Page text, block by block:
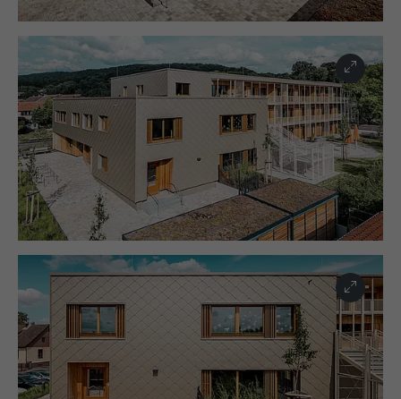
EXPIRATION 90 jours
UTILITÉ
Est placé afin de tester si le navigateur
autorise l'utilisation de cookies. Ne
contient aucun élément d'identification.
NOM lang
FOURNISSEUR
EXPIRATION Session
UTILITÉ
Utilisé par LinkedIn lorsqu'un site
Internet contient une fenêtre « Suivez-
nous » intégrée.
NOM bcookie
FOURNISSEUR LinkedIn
EXPIRATION 2 ans
UTILITÉ
Utilisé par le service de réseau social
LinkedIn pour suivre l'utilisation de
services intégrés.